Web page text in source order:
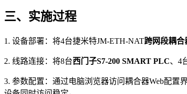
三、实施过程
1. 设备部署：将4台捷米特JM-ETH-NAT跨网段耦合
2. 线路连接：将8台西门子S7-200 SMART PLC、4
3. 参数配置：通过电脑浏览器访问耦合器Web配